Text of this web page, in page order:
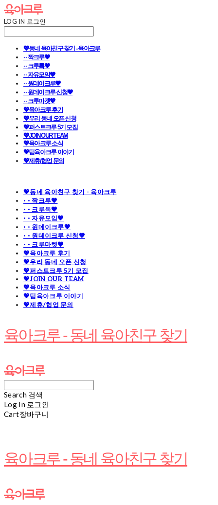
LOG IN 로그인
💖동네 육아친구 찾기 - 육아크루
· · 짝크루🧡
· · 크루톡🧡
· · 자유모임🧡
· · 원데이크루🧡
· · 원데이크루 신청🧡
· · 크루마켓🧡
💖육아크루 후기
💖우리 동네 오픈 신청
💖퍼스트크루 5기 모집
💖JOIN OUR TEAM
💖육아크루 소식
💖팀육아크루 이야기
💖제휴/협업 문의
💖동네 육아친구 찾기 - 육아크루
· · 짝크루🧡
· · 크루톡🧡
· · 자유모임🧡
· · 원데이크루🧡
· · 원데이크루 신청🧡
· · 크루마켓🧡
💖육아크루 후기
💖우리 동네 오픈 신청
💖퍼스트크루 5기 모집
💖JOIN OUR TEAM
💖육아크루 소식
💖팀육아크루 이야기
💖제휴/협업 문의
육아크루 - 동네 육아친구 찾기
Search 검색
Log In 로그인
Cart장바구니
육아크루 - 동네 육아친구 찾기